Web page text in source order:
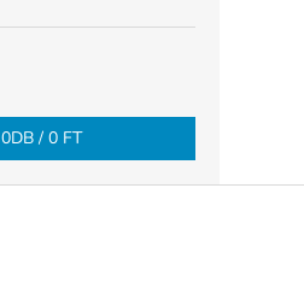
0DB / 0 FT